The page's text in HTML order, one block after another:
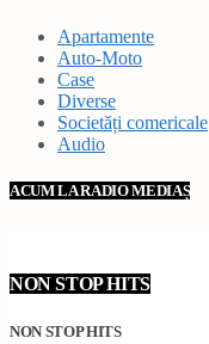
Apartamente
Auto-Moto
Case
Diverse
Societăți comericale
Audio
ACUM LA RADIO MEDIAȘ
NON STOP HITS
NON STOP HITS